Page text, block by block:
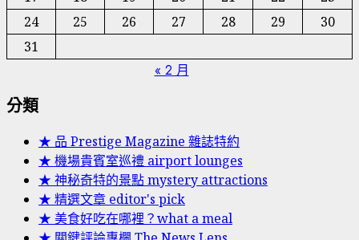
24
25 26 27 28 29
30
31
« 2 月
分類
★ 品 Prestige Magazine 雜誌特約
★ 機場貴賓室巡禮 airport lounges
★ 神秘奇特的景點 mystery attractions
★ 精選文章 editor's pick
★ 美食好吃在哪裡？what a meal